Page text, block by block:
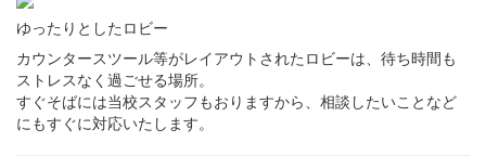
ゆったりとしたロビー
カウンタースツール等がレイアウトされたロビーは、待ち時間も
ストレスなく過ごせる場所。
すぐそばには当校スタッフもおりますから、相談したいことなど
にもすぐに対応いたします。